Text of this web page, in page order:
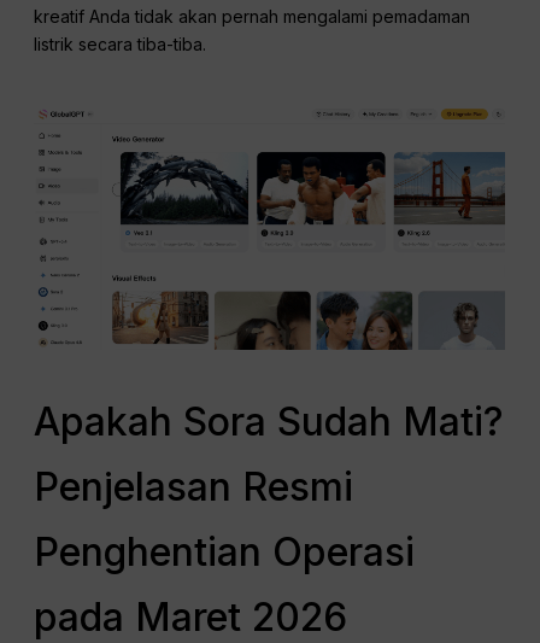
kreatif Anda tidak akan pernah mengalami pemadaman
listrik secara tiba-tiba.
Apakah Sora Sudah Mati?
Penjelasan Resmi
Penghentian Operasi
pada Maret 2026